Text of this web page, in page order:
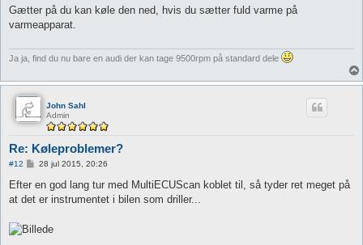
d
æ
Gætter på du kan køle den ned, hvis du sætter fuld varme på
varmeapparat.
Ja ja, find du nu bare en audi der kan tage 9500rpm på standard dele
John Sahl
Admin
Re: Køleproblemer?
#12
d
æ
28 jul 2015, 20:26
Efter en god lang tur med MultiECUScan koblet til, så tyder ret meget på
at det er instrumentet i bilen som driller...